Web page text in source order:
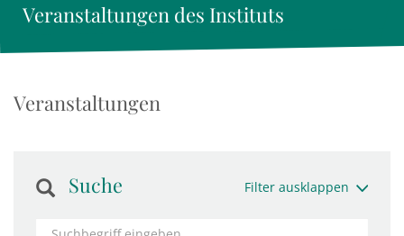
Veranstaltungen des Instituts
Veranstaltungen
Suche Filter ausklappen